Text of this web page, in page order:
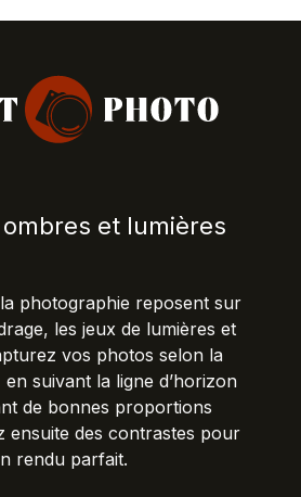
et lumières
photographie reposent sur
les jeux de lumières et
vos photos selon la
suivant la ligne d’horizon
de bonnes proportions
ensuite des contrastes pour
rendu parfait.